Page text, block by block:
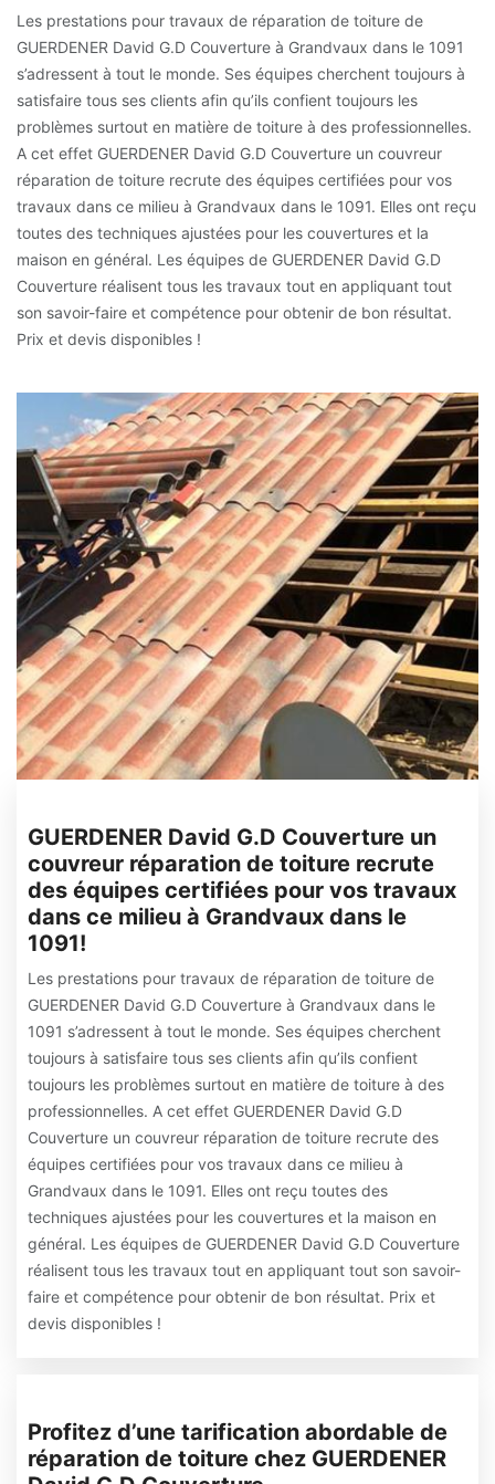
Les prestations pour travaux de réparation de toiture de
GUERDENER David G.D Couverture à Grandvaux dans le 1091
s’adressent à tout le monde. Ses équipes cherchent toujours à
satisfaire tous ses clients afin qu’ils confient toujours les
problèmes surtout en matière de toiture à des professionnelles.
A cet effet GUERDENER David G.D Couverture un couvreur
réparation de toiture recrute des équipes certifiées pour vos
travaux dans ce milieu à Grandvaux dans le 1091. Elles ont reçu
toutes des techniques ajustées pour les couvertures et la
maison en général. Les équipes de GUERDENER David G.D
Couverture réalisent tous les travaux tout en appliquant tout
son savoir-faire et compétence pour obtenir de bon résultat.
Prix et devis disponibles !
GUERDENER David G.D Couverture un
couvreur réparation de toiture recrute
des équipes certifiées pour vos travaux
dans ce milieu à Grandvaux dans le
1091!
Les prestations pour travaux de réparation de toiture de
GUERDENER David G.D Couverture à Grandvaux dans le
1091 s’adressent à tout le monde. Ses équipes cherchent
toujours à satisfaire tous ses clients afin qu’ils confient
toujours les problèmes surtout en matière de toiture à des
professionnelles. A cet effet GUERDENER David G.D
Couverture un couvreur réparation de toiture recrute des
équipes certifiées pour vos travaux dans ce milieu à
Grandvaux dans le 1091. Elles ont reçu toutes des
techniques ajustées pour les couvertures et la maison en
général. Les équipes de GUERDENER David G.D Couverture
réalisent tous les travaux tout en appliquant tout son savoir-
faire et compétence pour obtenir de bon résultat. Prix et
devis disponibles !
Profitez d’une tarification abordable de
réparation de toiture chez GUERDENER